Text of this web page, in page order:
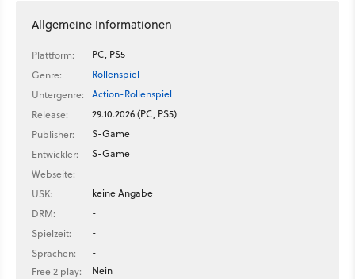
Allgemeine Informationen
Plattform:
PC, PS5
Genre:
Rollenspiel
Untergenre:
Action-Rollenspiel
Release:
29.10.2026 (PC, PS5)
Publisher:
S-Game
Entwickler:
S-Game
Webseite:
-
USK:
keine Angabe
DRM:
-
Spielzeit:
-
Sprachen:
-
Free 2 play:
Nein